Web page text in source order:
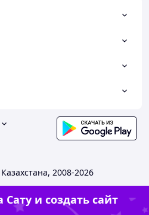
2008-2026
и создать сайт